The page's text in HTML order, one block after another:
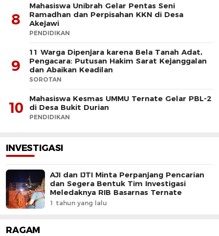
8
Mahasiswa Unibrah Gelar Pentas Seni
Ramadhan dan Perpisahan KKN di Desa
Akejawi
PENDIDIKAN
9
11 Warga Dipenjara karena Bela Tanah Adat,
Pengacara: Putusan Hakim Sarat Kejanggalan
dan Abaikan Keadilan
SOROTAN
10
Mahasiswa Kesmas UMMU Ternate Gelar PBL-2
di Desa Bukit Durian
PENDIDIKAN
INVESTIGASI
AJI dan IJTI Minta Perpanjang Pencarian
dan Segera Bentuk Tim Investigasi
Meledaknya RIB Basarnas Ternate
1 tahun yang lalu
RAGAM